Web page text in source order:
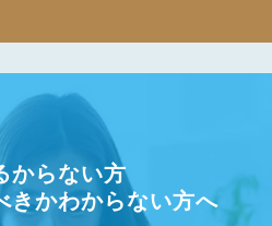
からない方
きかわからない方へ